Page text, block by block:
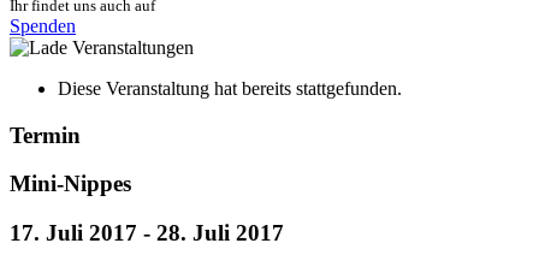
Ihr findet uns auch auf
Spenden
Diese Veranstaltung hat bereits stattgefunden.
Termin
Mini-Nippes
17. Juli 2017 - 28. Juli 2017